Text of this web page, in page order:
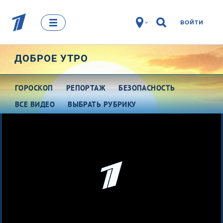
ВОЙТИ
ДОБРОЕ УТРО
ГОРОСКОП РЕПОРТАЖ
БЕЗОПАСНОСТЬ
ВСЕ ВИДЕО
ВЫБРАТЬ РУБРИКУ